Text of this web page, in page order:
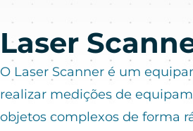
Laser
O Laser Scanner é um
realizar medições de
objetos complexos de forma